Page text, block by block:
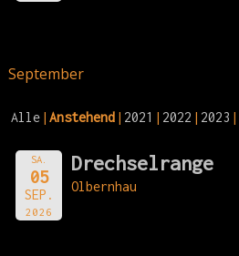
September
Alle Anstehend 2021 2022 2023
SA.
05
SEP.
2026
Drechselrange
Olbernhau